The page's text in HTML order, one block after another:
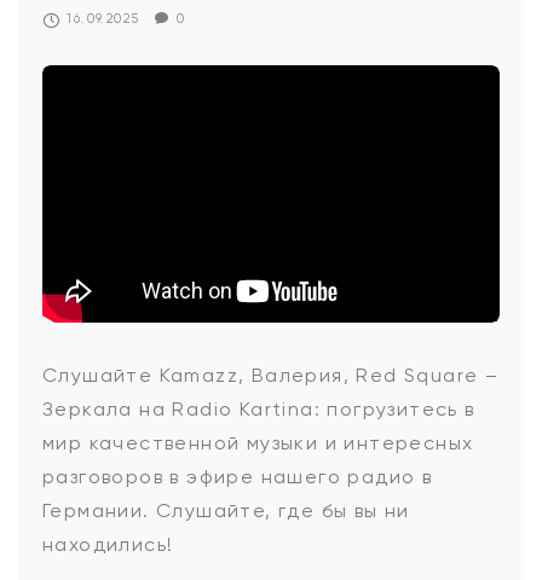
16.09.2025 0
Kamazz,
Валерия,
Red
Слушайте Kamazz, Валерия, Red Square –
Зеркала на Radio Kartina: погрузитесь в
мир качественной музыки и интересных
разговоров в эфире нашего радио в
Германии. Слушайте, где бы вы ни
находились!